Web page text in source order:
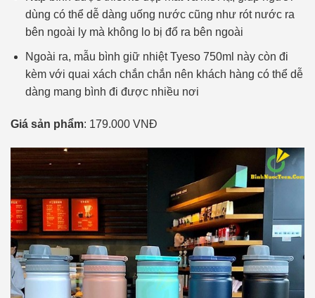
dùng có thể dễ dàng uống nước cũng như rót nước ra
bên ngoài ly mà không lo bị đổ ra bên ngoài
Ngoài ra, mẫu bình giữ nhiệt Tyeso 750ml này còn đi
kèm với quai xách chắn chắn nên khách hàng có thể dễ
dàng mang bình đi được nhiều nơi
Giá sản phẩm: 179.000 VNĐ